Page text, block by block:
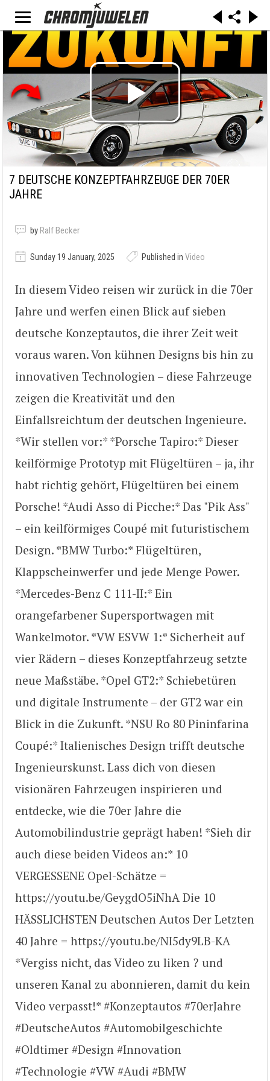
7 DEUTSCHE KONZEPTFAHRZEUGE DER 70ER
JAHRE
by Ralf Becker
Sunday 19 January, 2025 Published in Video
In diesem Video reisen wir zurück in die 70er
Jahre und werfen einen Blick auf sieben
deutsche Konzeptautos, die ihrer Zeit weit
voraus waren. Von kühnen Designs bis hin zu
innovativen Technologien – diese Fahrzeuge
zeigen die Kreativität und den
Einfallsreichtum der deutschen Ingenieure.
*Wir stellen vor:* *Porsche Tapiro:* Dieser
keilförmige Prototyp mit Flügeltüren – ja, ihr
habt richtig gehört, Flügeltüren bei einem
Porsche! *Audi Asso di Picche:* Das "Pik Ass"
– ein keilförmiges Coupé mit futuristischem
Design. *BMW Turbo:* Flügeltüren,
Klappscheinwerfer und jede Menge Power.
*Mercedes-Benz C 111-II:* Ein
orangefarbener Supersportwagen mit
Wankelmotor. *VW ESVW 1:* Sicherheit auf
vier Rädern – dieses Konzeptfahrzeug setzte
neue Maßstäbe. *Opel GT2:* Schiebetüren
und digitale Instrumente – der GT2 war ein
Blick in die Zukunft. *NSU Ro 80 Pininfarina
Coupé:* Italienisches Design trifft deutsche
Ingenieurskunst. Lass dich von diesen
visionären Fahrzeugen inspirieren und
entdecke, wie die 70er Jahre die
Automobilindustrie geprägt haben! *Sieh dir
auch diese beiden Videos an:* 10
VERGESSENE Opel-Schätze =
https://youtu.be/GeygdO5iNhA Die 10
HÄSSLICHSTEN Deutschen Autos Der Letzten
40 Jahre = https://youtu.be/NI5dy9LB-KA
*Vergiss nicht, das Video zu liken ? und
unseren Kanal zu abonnieren, damit du kein
Video verpasst!* #Konzeptautos #70erJahre
#DeutscheAutos #Automobilgeschichte
#Oldtimer #Design #Innovation
#Technologie #VW #Audi #BMW